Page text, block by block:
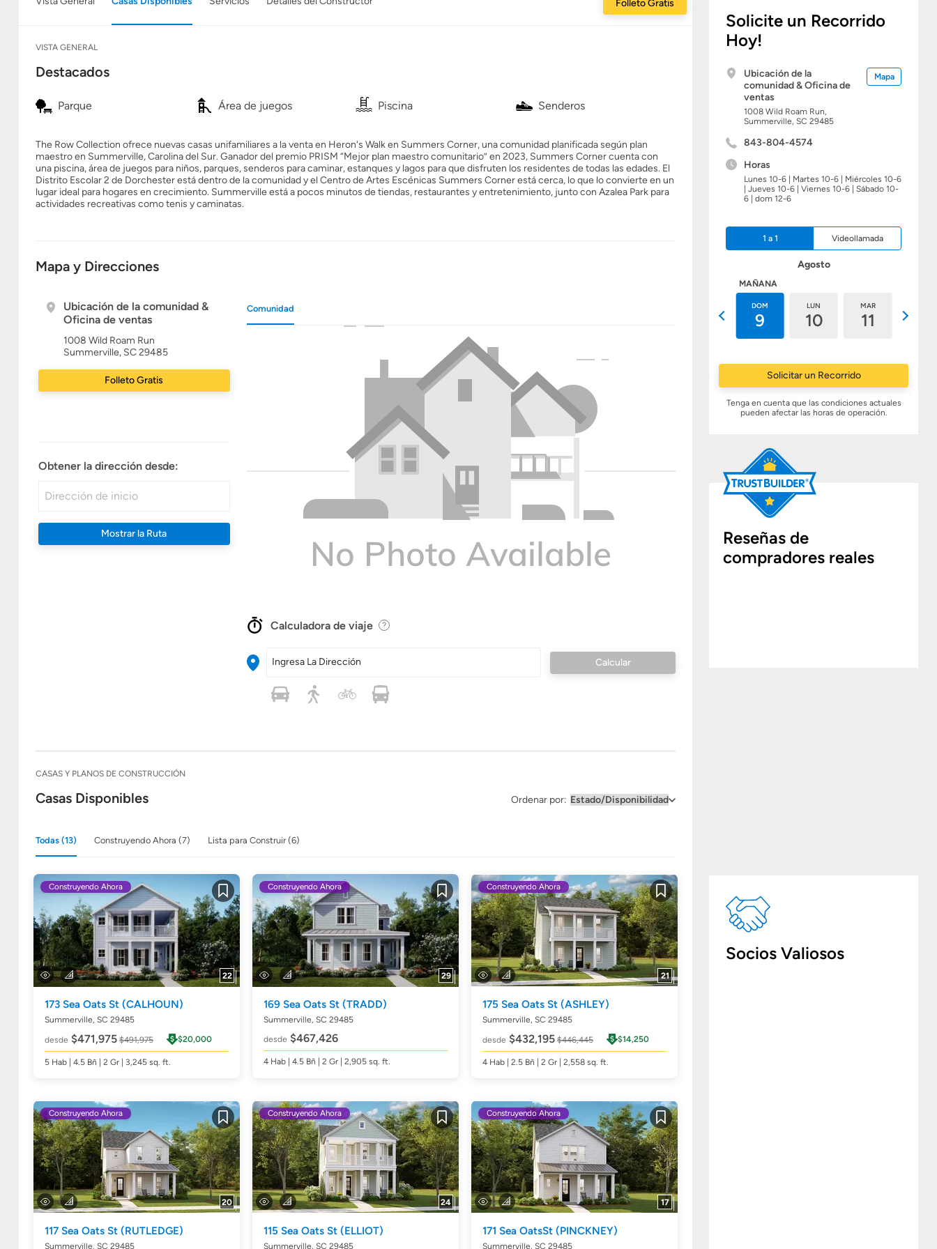
Solicite un Recorrido
Hoy!
Ubicación de la
comunidad & Oficina de
ventas
1008 Wild Roam Run,
Summerville, SC 29485
Mapa
843-804-4574
Horas
Lunes 10-6 | Martes 10-6 | Miércoles 10-6
| Jueves 10-6 | Viernes 10-6 | Sábado 10-
6 | dom 12-6
1 a 1 Videollamada
Agosto
MAÑANA
DOM
9
LUN
10
MAR
11
Solicitar un Recorrido
Tenga en cuenta que las condiciones actuales
pueden afectar las horas de operación.
Reseñas de
compradores reales
Socios Valiosos
Folleto Gratis
VISTA GENERAL
Destacados
Parque Área de juegos Piscina Senderos
The Row Collection ofrece nuevas casas unifamiliares a la venta en Heron's Walk en Summers Corner, una comunidad planificada según plan
maestro en Summerville, Carolina del Sur. Ganador del premio PRISM “Mejor plan maestro comunitario” en 2023, Summers Corner cuenta con
una piscina, área de juegos para niños, parques, senderos para caminar, estanques y lagos para que disfruten los residentes de todas las edades. El
Distrito Escolar 2 de Dorchester está dentro de la comunidad y el Centro de Artes Escénicas Summers Corner está cerca, lo que lo convierte en un
lugar ideal para hogares en crecimiento. Summerville está a pocos minutos de tiendas, restaurantes y entretenimiento, junto con Azalea Park para
actividades recreativas como tenis y caminatas.
Mapa y Direcciones
Ubicación de la comunidad &
Oficina de ventas
1008 Wild Roam Run
Summerville, SC 29485
Folleto Gratis
Obtener la dirección desde:
Mostrar la Ruta
Comunidad
Calculadora de viaje
Ingresa La Dirección
CASAS Y PLANOS DE CONSTRUCCIÓN
Casas Disponibles Ordenar por:
Todas (13) Construyendo Ahora (7) Lista para Construir (6)
Guardar
22
Construyendo Ahora
173 Sea Oats St (CALHOUN)
Summerville, SC 29485
desde $471,975 $491,975 $20,000
5 Hab | 4.5 Bñ | 2 Gr | 3,245 sq. ft.
Guardar
29
Construyendo Ahora
169 Sea Oats St (TRADD)
Summerville, SC 29485
desde $467,426
4 Hab| 4.5 Bñ | 2 Gr | 2,905 sq. ft.
Guardar
21
Construyendo Ahora
175 Sea Oats St (ASHLEY)
Summerville, SC 29485
desde $432,195 $446,445 $14,250
4 Hab| 2.5 Bñ | 2 Gr | 2,558 sq. ft.
Guardar
20
Construyendo Ahora
117 Sea Oats St (RUTLEDGE)
Summerville, SC 29485
Guardar
24
Construyendo Ahora
115 Sea Oats St (ELLIOT)
Summerville, SC 29485
Guardar
17
Construyendo Ahora
171 Sea OatsSt (PINCKNEY)
Summerville, SC 29485